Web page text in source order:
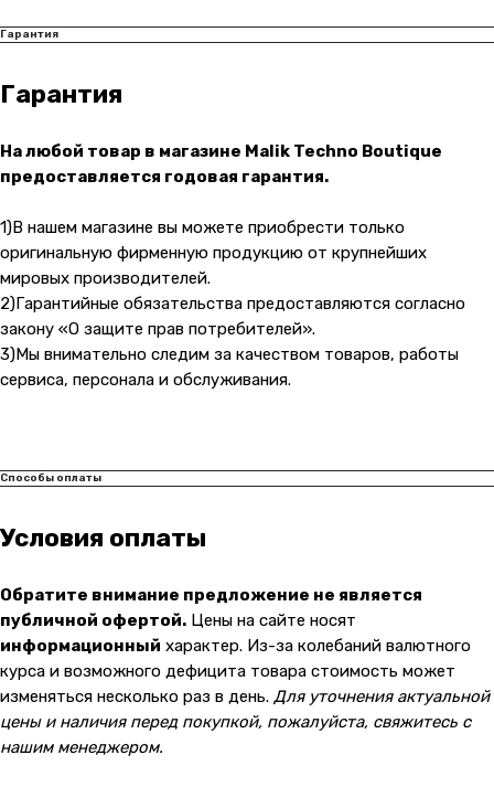
Гарантия
Гарантия
На любой товар в магазине Malik Techno Boutique
предоставляется годовая гарантия.
1)В нашем магазине вы можете приобрести только
оригинальную фирменную продукцию от крупнейших
мировых производителей.
2)Гарантийные обязательства предоставляются согласно
закону «О защите прав потребителей».
3)Мы внимательно следим за качеством товаров, работы
сервиса, персонала и обслуживания.
Способы оплаты
Условия оплаты
Обратите внимание предложение не является
публичной офертой. Цены на сайте носят
информационный характер. Из-за колебаний валютного
курса и возможного дефицита товара стоимость может
изменяться несколько раз в день. Для уточнения актуальной
цены и наличия перед покупкой, пожалуйста, свяжитесь с
нашим менеджером.